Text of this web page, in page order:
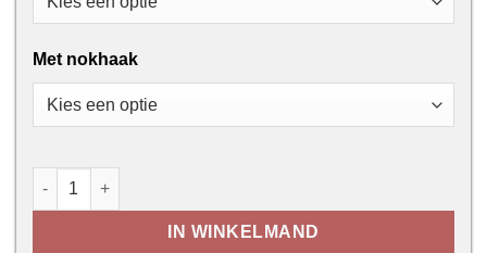
Met nokhaak
Dakladder Altrex aantal
IN WINKELMAND